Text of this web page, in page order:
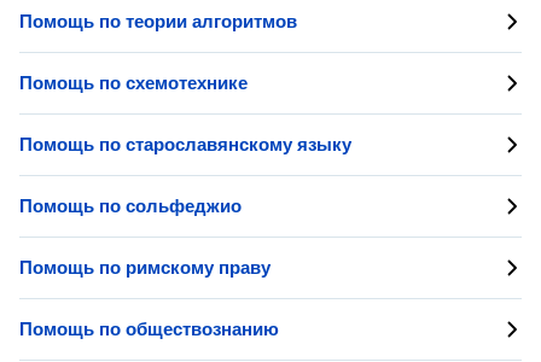
Помощь по теории алгоритмов
Помощь по схемотехнике
Помощь по старославянскому языку
Помощь по сольфеджио
Помощь по римскому праву
Помощь по обществознанию